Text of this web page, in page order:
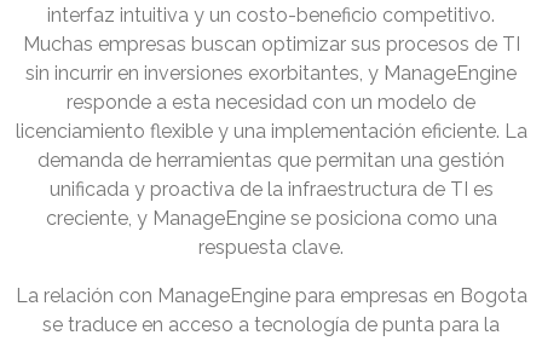
interfaz intuitiva y un costo-beneficio competitivo.
Muchas empresas buscan optimizar sus procesos de TI
sin incurrir en inversiones exorbitantes, y ManageEngine
responde a esta necesidad con un modelo de
licenciamiento flexible y una implementación eficiente. La
demanda de herramientas que permitan una gestión
unificada y proactiva de la infraestructura de TI es
creciente, y ManageEngine se posiciona como una
respuesta clave.
La relación con ManageEngine para empresas en Bogota
se traduce en acceso a tecnología de punta para la